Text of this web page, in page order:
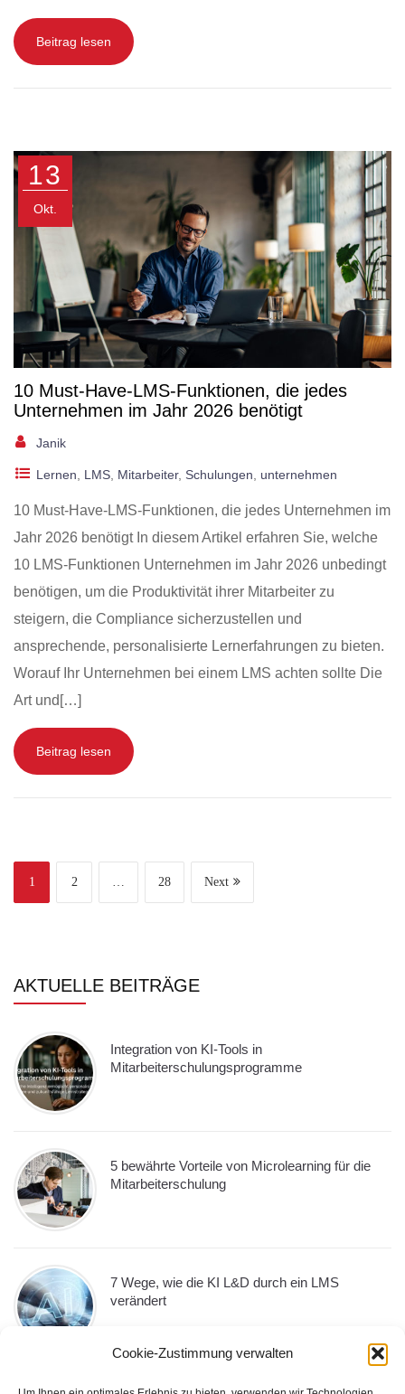
Cookie-Zustimmung verwalten
Beitrag lesen
13
Okt.
10 Must-Have-LMS-Funktionen, die jedes
Unternehmen im Jahr 2026 benötigt
Janik
Lernen LMS Mitarbeiter, Schulungen unternehmen
10 Must-Have-LMS-Funktionen, die jedes Unternehmen im
Jahr 2026 benötigt In diesem Artikel erfahren Sie, welche
10 LMS-Funktionen Unternehmen im Jahr 2026 unbedingt
benötigen, um die Produktivität ihrer Mitarbeiter zu
steigern, die Compliance sicherzustellen und
ansprechende, personalisierte Lernerfahrungen zu bieten.
Worauf Ihr Unternehmen bei einem LMS achten sollte Die
Art und[…]
Beitrag lesen
1 2 28 Next
AKTUELLE BEITRÄGE
Integration von KI-Tools in
Mitarbeiterschulungsprogramme
5 bewährte Vorteile von Microlearning für die
Mitarbeiterschulung
7 Wege, wie die KI L&D durch ein LMS
verändert